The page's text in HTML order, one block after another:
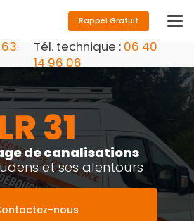
Tél. technique : 06 40
14 96 06
Rappel Gratuit
de canalisations
et ses alentours
nous